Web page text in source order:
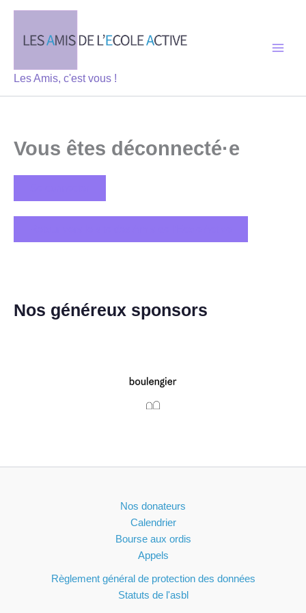
contenu
Les Amis, c'est vous !
Vous êtes déconnecté·e
Nos généreux sponsors
Nos donateurs
Calendrier
Bourse aux ordis
Appels
Règlement général de protection des données
Statuts de l'asbl